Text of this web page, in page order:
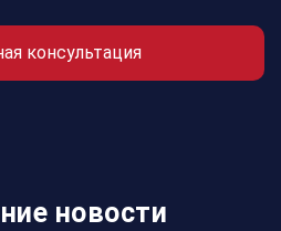
консультация
новости